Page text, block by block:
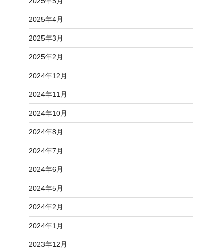
2025年4月
2025年3月
2025年2月
2024年12月
2024年11月
2024年10月
2024年8月
2024年7月
2024年6月
2024年5月
2024年2月
2024年1月
2023年12月